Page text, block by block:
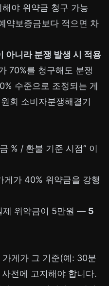
야 위약금 청구 가능
약보증금보다 적으면 차
아니라 분쟁 발생 시 적용
70%를 청구해도 분쟁
수준으로 조정되는 게
회 소비자분쟁해결기
% / 환불 기준 시점” 이
가 40% 위약금을 강행
제 위약금이 5만원 — 5
게가 그 기준(예: 30분
전에 고지해야 합니다.